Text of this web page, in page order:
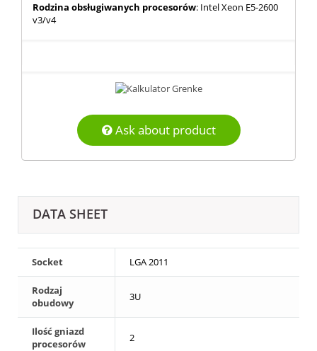
Rodzina obsługiwanych procesorów: Intel Xeon E5-2600
v3/v4
Ask about product
DATA SHEET
Socket LGA 2011
Rodzaj
obudowy
3U
Ilość gniazd
procesorów
2